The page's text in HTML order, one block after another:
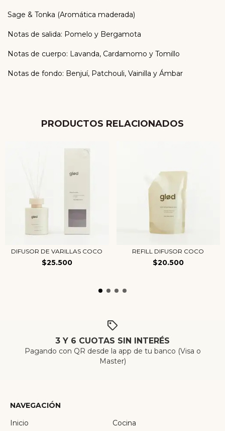
Sage & Tonka (Aromática maderada)
Notas de salida: Pomelo y Bergamota
Notas de cuerpo: Lavanda, Cardamomo y Tomillo
Notas de fondo: Benjuí, Patchouli, Vainilla y Ámbar
PRODUCTOS RELACIONADOS
DIFUSOR DE VARILLAS COCO
$25.500
REFILL DIFUSOR COCO
$20.500
3 Y 6 CUOTAS SIN INTERÉS
Pagando con QR desde la app de tu banco (Visa o
Master)
NAVEGACIÓN
Inicio
Cocina